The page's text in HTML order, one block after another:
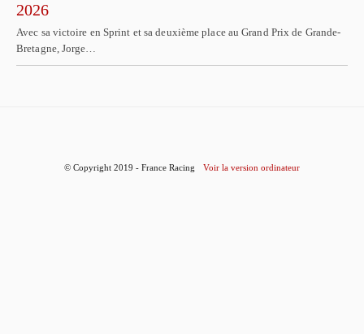
2026
Avec sa victoire en Sprint et sa deuxième place au Grand Prix de Grande-
Bretagne, Jorge…
© Copyright 2019 - France Racing Voir la version ordinateur